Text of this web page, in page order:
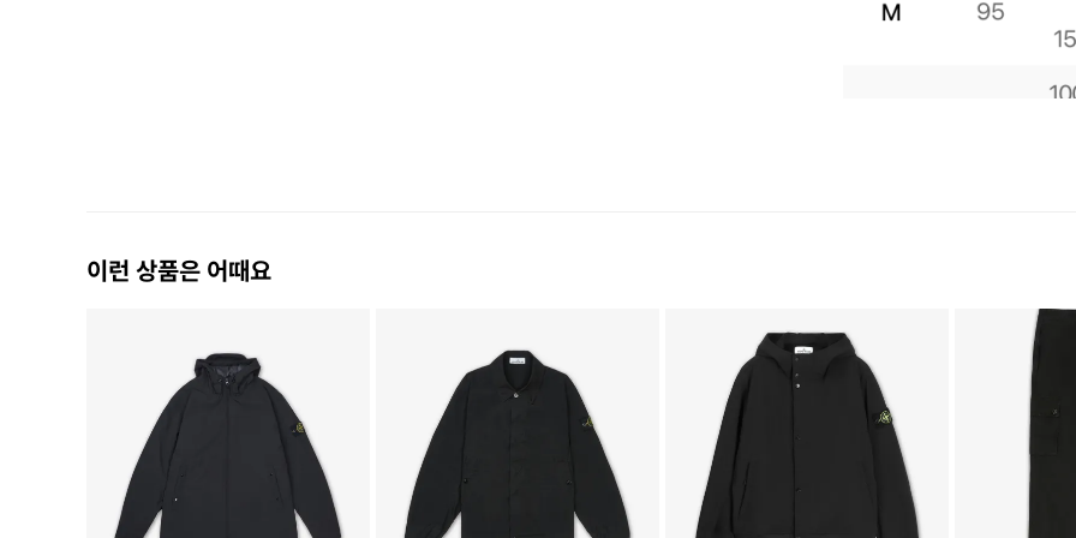
이런 상품은 어때요